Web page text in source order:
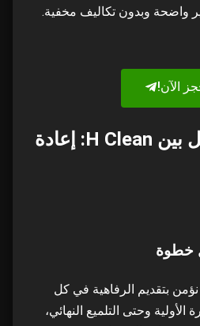
واضحة وبدون تكاليف مخفية.
الآن!
5. الفارق الأفضل بين H Clean: إعادة
بتقديم الرفاهية في كل
وحتى التلميع النهائي،